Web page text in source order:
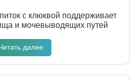
с клюквой поддерживает
и мочевыводящих путей
далее